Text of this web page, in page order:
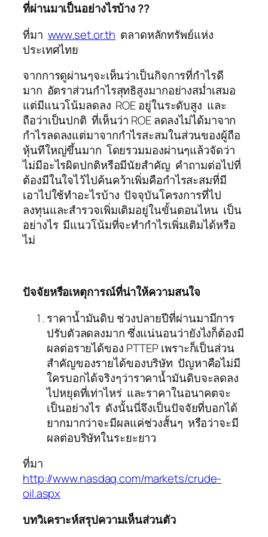
ที่ผ่านมาเป็นอย่างไรบ้าง ??
ที่มา www.set.or.th ตลาดหลักทรัพย์แห่ง
ประเทศไทย
จากการดูผ่านๆจะเห็นว่าเป็นกิจการที่กำไรดี
มาก อัตราส่วนกำไรสุทธิสูงมากอย่างสม่ำเสมอ
แต่มีแนวโน้มลดลง ROE อยู่ในระดับสูง และ
ถือว่าเป็นปกติ ที่เห็นว่า ROE ลดลงไม่ได้มาจาก
กำไรลดลงแต่มาจากกำไรสะสมในส่วนของผู้ถือ
หุ้นทีใหญ่ขึ้นมาก โดยรวมมองผ่านๆแล้วจัดว่า
ไม่มีอะไรผิดปกติหรือมีนัยสำคัญ คำถามต่อไปที่
ต้องมีในใจไว้ไปค้นคว้าเพิ่มคือกำไรสะสมที่มี
เอาไปใช้ทำอะไรบ้าง ปัจจุบันโครงการที่ไป
ลงทุนและสำรวจเพิ่มเติมอยู่ในขั้นตอนไหน เป็น
อย่างไร มีแนวโน้มที่จะทำกำไรเพิ่มเติมได้หรือ
ไม่
ปัจจัยหรือเหตุการณ์ที่น่าให้ความสนใจ
ราคาน้ำมันดิบ ช่วงปลายปีที่ผ่านมามีการ
ปรับตัวลดลงมาก ซึ่งแน่นอนว่ายังไงก็ต้องมี
ผลต่อรายได้ของ PTTEP เพราะก็เป็นส่วน
สำคัญของรายได้ของบริษัท ปัญหาคือไม่มี
ใครบอกได้จริงๆว่าราคาน้ำมันดิบจะลดลง
ไปหยุดที่เท่าไหร่ และราคาในอนาคตจะ
เป็นอย่างไร ดังนั้นนี่จึงเป็นปัจจัยที่บอกได้
ยากมากว่าจะมีผลแค่ช่วงสั้นๆ หรือว่าจะมี
ผลต่อบริษัทในระยะยาว
ที่มา
http://www.nasdaq.com/markets/crude-
oil.aspx
บทวิเคราะห์สรุปความเห็นส่วนตัว